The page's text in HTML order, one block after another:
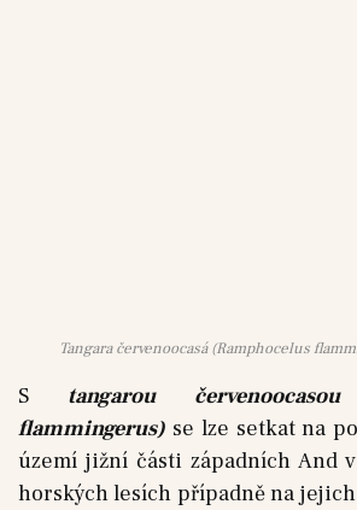
Tangara červenoocasá (Ramphocelus
S tangarou
flammingerus) se lze setkat na
území jižní části západních And
horských lesích případně na